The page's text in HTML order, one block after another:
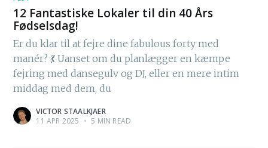
12 Fantastiske Lokaler til din 40 Års
Fødselsdag!
Er du klar til at fejre dine fabulous forty med
manér? 💃 Uanset om du planlægger en kæmpe
fejring med dansegulv og DJ, eller en mere intim
middag med dem, du
VICTOR STAALKJAER
11 APR 2025 • 5 MIN READ